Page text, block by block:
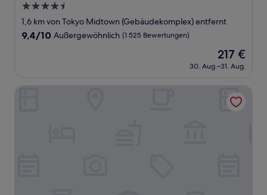
4.5-
Sterne-
Unterkunft
1,6 km von Tokyo Midtown (Gebäudekomplex) entfernt
9.4
Bewertungen)
9,4/10 Außergewöhnlich (1.525 Bewertungen)
Der
Preis
beträgt
217 €
30. Aug.–31. Aug.
Andaz Tokyo Toranomon Hills - a concept by Hyatt